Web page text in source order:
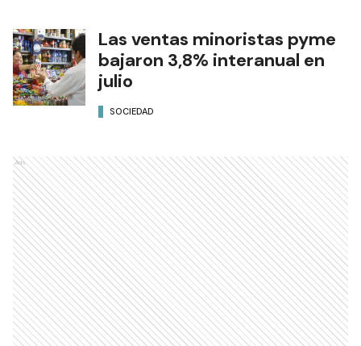
Las ventas minoristas pyme
bajaron 3,8% interanual en
julio
SOCIEDAD
Ads